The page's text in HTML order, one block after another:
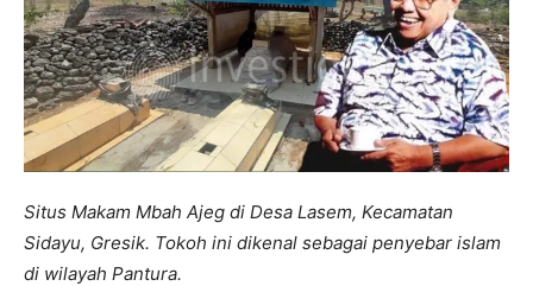
Situs Makam Mbah Ajeg di Desa Lasem, Kecamatan
Sidayu, Gresik. Tokoh ini dikenal sebagai penyebar islam
di wilayah Pantura.